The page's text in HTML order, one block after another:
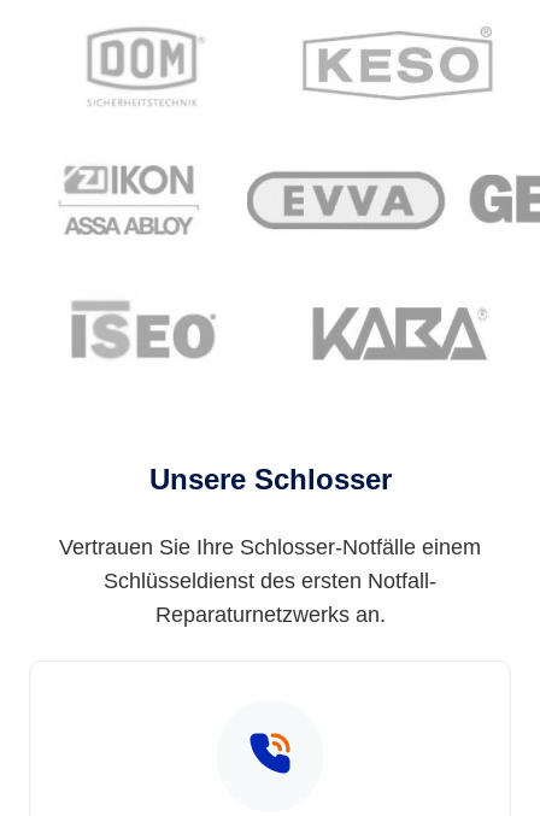
Unsere Schlosser
Vertrauen Sie Ihre Schlosser-Notfälle einem
Schlüsseldienst des ersten Notfall-
Reparaturnetzwerks an.